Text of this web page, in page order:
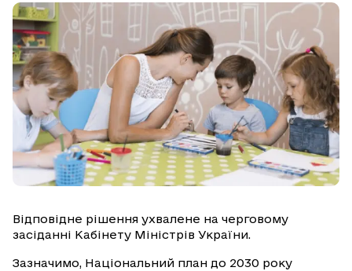
Відповідне рішення ухвалене на черговому
засіданні Кабінету Міністрів України.
Зазначимо, Національний план до 2030 року